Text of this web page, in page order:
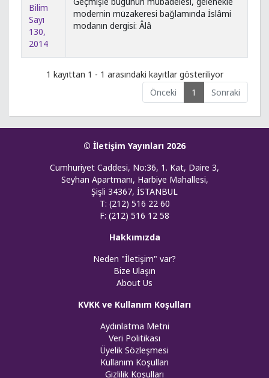
Bilim
Sayı
130,
2014
modernin müzakeresi bağlamında İslâmi
modanın dergisi: Âlâ
1 kayıttan 1 - 1 arasındaki kayıtlar gösteriliyor
Önceki
1 Sonraki
© İletişim Yayınları 2026
Cumhuriyet Caddesi, No:36, 1. Kat, Daire 3,
Seyhan Apartmanı, Harbiye Mahallesi,
Şişli 34367, İSTANBUL
T: (212) 516 22 60
F: (212) 516 12 58
Hakkımızda
Neden "İletişim" var?
Bize Ulaşın
About Us
KVKK ve Kullanım Koşulları
Aydınlatma Metni
Veri Politikası
Üyelik Sözleşmesi
Kullanım Koşulları
Gizlilik Koşulları